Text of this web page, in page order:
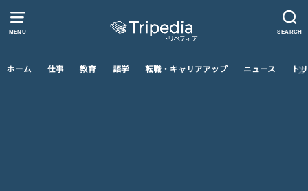
MENU SEARCH
ホーム 仕事 教育 語学 転職・キャリアアップ ニュース ト